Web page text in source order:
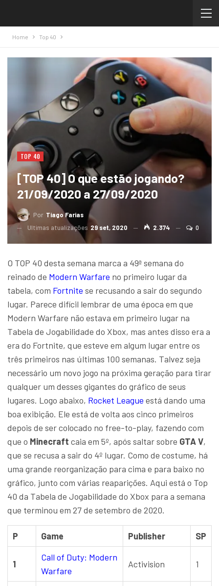
Home Top 40
TOP 40
[TOP 40] O que estão jogando?
21/09/2020 a 27/09/2020
Por Tiago Farias
Ultimas atualizações 29 set, 2020 2.374 0
O TOP 40 desta semana marca a 49ª semana do
reinado de Modern Warfare no primeiro lugar da
tabela, com Fortnite se recusando a sair do segundo
lugar. Parece difícil lembrar de uma época em que
Modern Warfare não estava em primeiro lugar na
Tabela de Jogabilidade do Xbox, mas antes disso era a
era do Fortnite, que esteve em algum lugar entre os
três primeiros nas últimas 100 semanas. Talvez seja
necessário um novo jogo na próxima geração para tirar
qualquer um desses gigantes do gráfico de seus
lugares. Logo abaixo, Rocket League está dando uma
boa exibição. Ele está de volta aos cinco primeiros
depois de ser colocado no free-to-play, fazendo com
que o Minecraft caia em 5º, após saltar sobre GTA V,
que se recusa a sair do 4º lugar. Como de costume, há
uma grande reorganização para cima e para baixo no
gráfico, junto com várias reaparições. Aqui está o Top
40 da Tabela de Jogabilidade do Xbox para a semana
que terminou em 27 de setembro de 2020.
P Game Publisher SP
1
Call of Duty: Modern
Warfare
Activision 1